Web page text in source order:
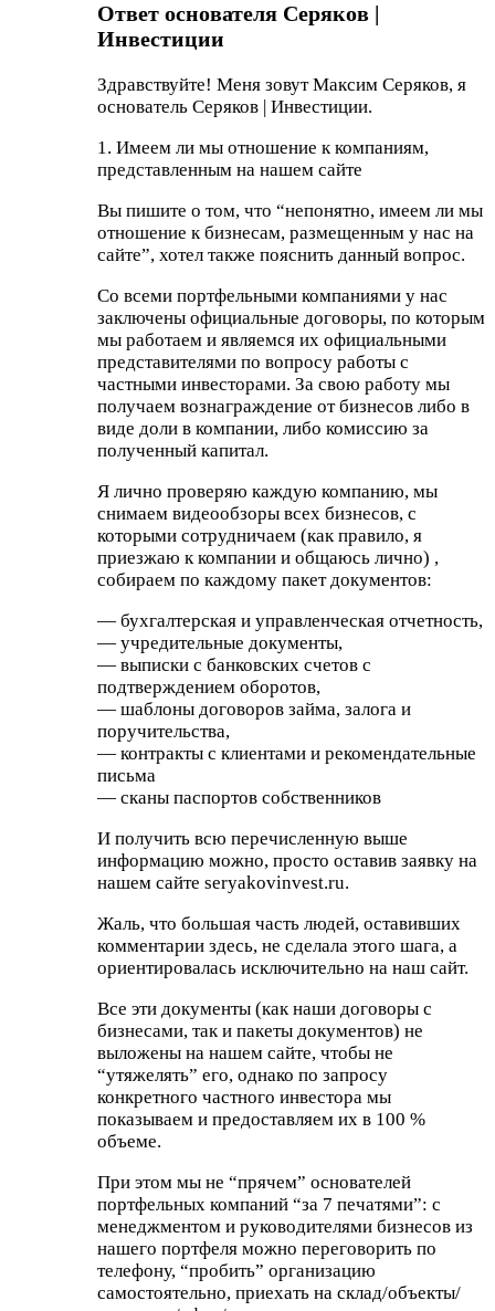
Ответ основателя Серяков |
Инвестиции
Здравствуйте! Меня зовут Максим Серяков, я
основатель Серяков | Инвестиции.
1. Имеем ли мы отношение к компаниям,
представленным на нашем сайте
Вы пишите о том, что “непонятно, имеем ли мы
отношение к бизнесам, размещенным у нас на
сайте”, хотел также пояснить данный вопрос.
Со всеми портфельными компаниями у нас
заключены официальные договоры, по которым
мы работаем и являемся их официальными
представителями по вопросу работы с
частными инвесторами. За свою работу мы
получаем вознаграждение от бизнесов либо в
виде доли в компании, либо комиссию за
полученный капитал.
Я лично проверяю каждую компанию, мы
снимаем видеообзоры всех бизнесов, с
которыми сотрудничаем (как правило, я
приезжаю к компании и общаюсь лично) ,
собираем по каждому пакет документов:
— бухгалтерская и управленческая отчетность,
— учредительные документы,
— выписки с банковских счетов с
подтверждением оборотов,
— шаблоны договоров займа, залога и
поручительства,
— контракты с клиентами и рекомендательные
письма
— сканы паспортов собственников
И получить всю перечисленную выше
информацию можно, просто оставив заявку на
нашем сайте seryakovinvest.ru.
Жаль, что большая часть людей, оставивших
комментарии здесь, не сделала этого шага, а
ориентировалась исключительно на наш сайт.
Все эти документы (как наши договоры с
бизнесами, так и пакеты документов) не
выложены на нашем сайте, чтобы не
“утяжелять” его, однако по запросу
конкретного частного инвестора мы
показываем и предоставляем их в 100 %
объеме.
При этом мы не “прячем” основателей
портфельных компаний “за 7 печатями”: с
менеджментом и руководителями бизнесов из
нашего портфеля можно переговорить по
телефону, “пробить” организацию
самостоятельно, приехать на склад/объекты/